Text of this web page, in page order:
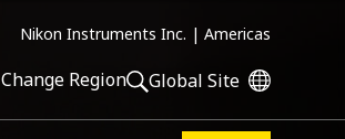
Nikon Instruments Inc. | Americas
Change Region Global Site